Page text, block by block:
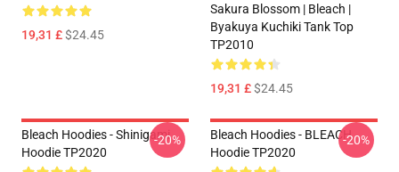
19,31 £$24.45
Sakura Blossom | Bleach |
Byakuya Kuchiki Tank Top
TP2010
19,31 £$24.45
Bleach Hoodies - Shinigami
Hoodie TP2020
-20%
Bleach Hoodies - BLEACH
Hoodie TP2020
-20%